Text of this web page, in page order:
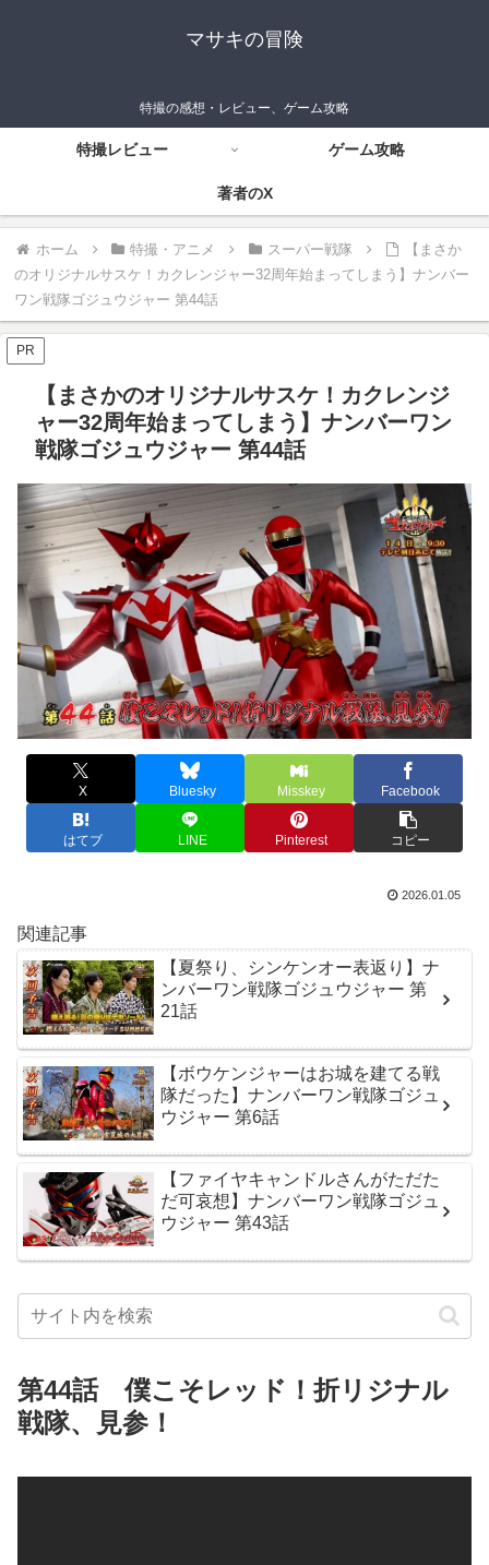
マサキの冒険
特撮の感想・レビュー、ゲーム攻略
特撮レビュー ゲーム攻略
著者のX
ホーム 特撮・アニメ スーパー戦隊
【まさか
のオリジナルサスケ！カクレンジャー32周年始まってしまう】ナンバー
ワン戦隊ゴジュウジャー 第44話
PR
【まさかのオリジナルサスケ！カクレンジ
ャー32周年始まってしまう】ナンバーワン
戦隊ゴジュウジャー 第44話
X Bluesky Misskey Facebook
はてブ LINE Pinterest コピー
2026.01.05
関連記事
【夏祭り、シンケンオー表返り】ナ
ンバーワン戦隊ゴジュウジャー 第
21話
【ボウケンジャーはお城を建てる戦
隊だった】ナンバーワン戦隊ゴジュ
ウジャー 第6話
【ファイヤキャンドルさんがただた
だ可哀想】ナンバーワン戦隊ゴジュ
ウジャー 第43話
第44話 僕こそレッド！折リジナル
戦隊、見参！